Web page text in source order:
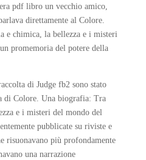
pdf libro un vecchio amico,
direttamente al Colore.
e chimica, la bellezza e i misteri
promemoria del potere della
di Judge fb2 sono stato
di Colore. Una biografia: Tra
e i misteri del mondo del
pubblicate su riviste e
risuonavano più profondamente
una narrazione